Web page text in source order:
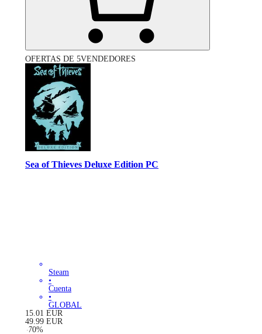
OFERTAS DE 5VENDEDORES
Sea of Thieves Deluxe Edition PC
Steam
•
Cuenta
•
GLOBAL
15.01 EUR
49.99 EUR
-70%